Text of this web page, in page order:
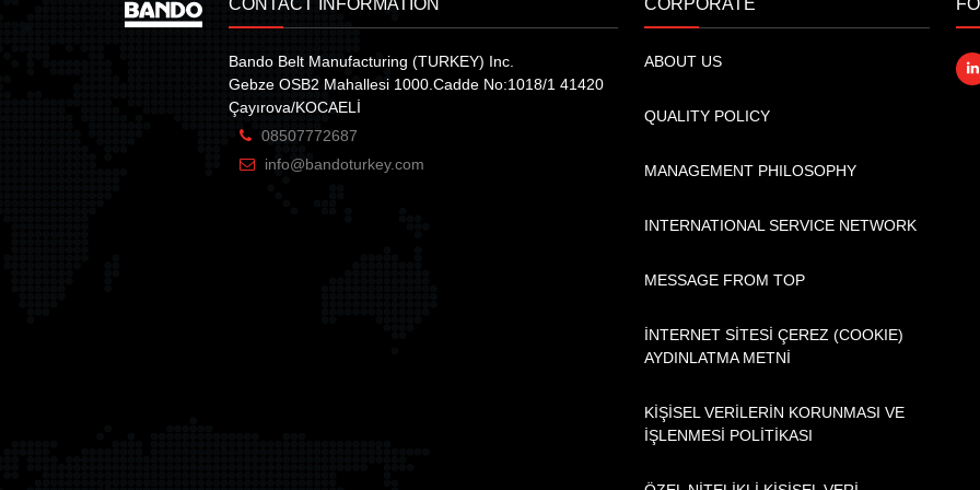
CONTACT INFORMATION
Bando Belt Manufacturing (TURKEY) Inc.
Gebze OSB2 Mahallesi 1000.Cadde No:1018/1 41420
Çayırova/KOCAELİ
08507772687
info@bandoturkey.com
CORPORATE
ABOUT US
QUALITY POLICY
MANAGEMENT PHILOSOPHY
INTERNATIONAL SERVICE NETWORK
MESSAGE FROM TOP
İNTERNET SİTESİ ÇEREZ (COOKIE)
AYDINLATMA METNİ
KİŞİSEL VERİLERİN KORUNMASI VE
İŞLENMESİ POLİTİKASI